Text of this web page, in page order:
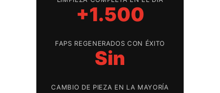
+1.500
FAPS REGENERADOS CON ÉXITO
Sin
CAMBIO DE PIEZA EN LA MAYORÍA